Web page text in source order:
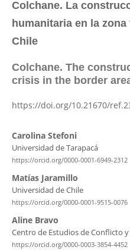
Colchane. La
humanitaria en la
Chile
Colchane. The
crisis in the border
https://doi.org/10.21670/
Carolina Stefoni
Universidad de Tarapacá
https://orcid.org/0000-0001-6949-2312
Matías Jaramillo
Universidad de Chile
https://orcid.org/0000-0001-9515-0076
Aline Bravo
Centro de Estudios de Conflicto
https://orcid.org/0000-0003-3854-4452